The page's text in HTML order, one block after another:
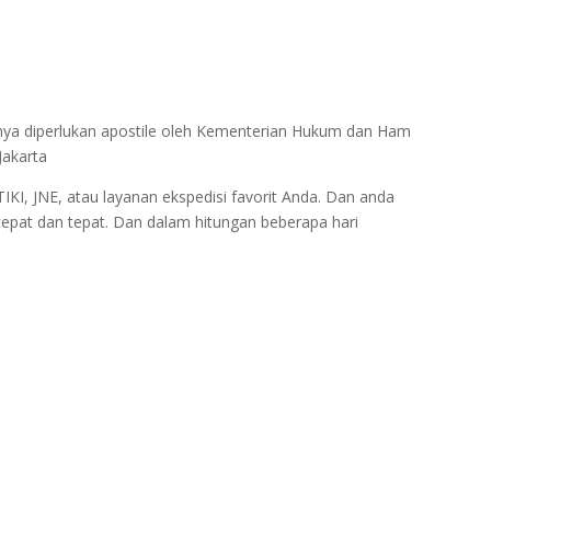
diperlukan apostile oleh Kementerian Hukum dan Ham
JNE, atau layanan ekspedisi favorit Anda. Dan anda
dan tepat. Dan dalam hitungan beberapa hari